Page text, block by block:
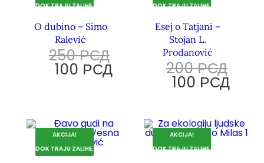
DOK TRAJU ZALIHE.
O dubino – Simo
Ralević
250РСД
100 РСД
DOK TRAJU ZALIHE.
Esej o Tatjani –
Stojan L.
Prodanović
200РСД
100 РСД
AKCIJA!
DOK TRAJU ZALIHE.
AKCIJA!
DOK TRAJU ZALIHE.